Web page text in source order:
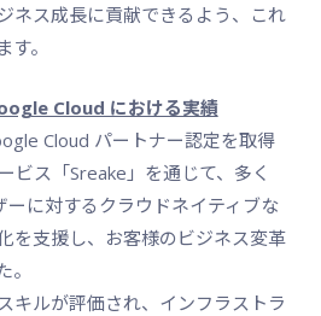
ネス成長に貢献できるよう、これ
。
Cloud における実績
Cloud パートナー認定を取得
ビス「Sreake」を通じて、多く
ーに対するクラウドネイティブな
を支援し、お客様のビジネス変革
キルが評価され、インフラストラ